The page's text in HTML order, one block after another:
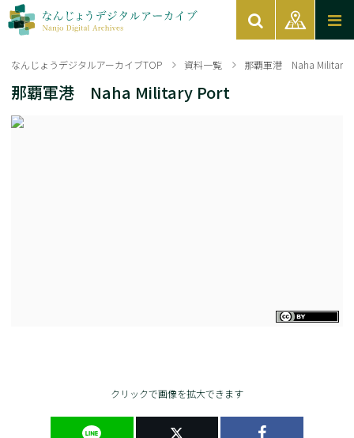
なんじょうデジタルアーカイブTOP 資料一覧 那覇軍港 Naha Military
那覇軍港 Naha Military Port
クリックで画像を拡大できます